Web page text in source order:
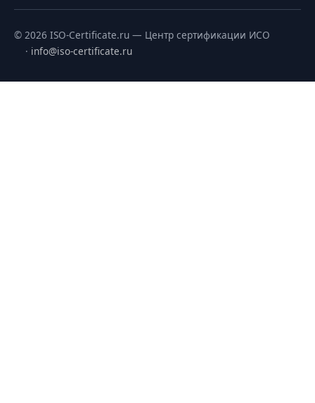
© 2026 ISO-Certificate.ru — Центр сертификации ИСО
· info@iso-certificate.ru